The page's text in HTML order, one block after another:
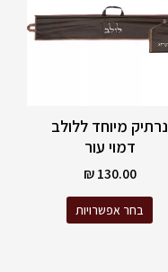
נרתיק מיוחד ללולב
דמוי עור
130.00
₪
בחר אפשרויות
סוגים.
בעמוד